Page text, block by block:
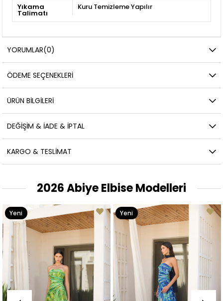
Yıkama
Talimatı
Kuru Temizleme Yapılır
YORUMLAR(0)
ÖDEME SEÇENEKLERI
ÜRÜN BILGILERI
DEĞIŞIM & İADE & İPTAL
KARGO & TESLIMAT
2026 Abiye Elbise Modelleri
Yeni
Ürün
Yeni
Ürün